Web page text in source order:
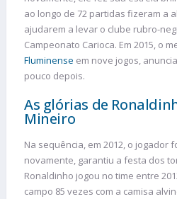
ao longo de 72 partidas fizeram a
ajudarem a levar o clube rubro-
Campeonato Carioca. Em 2015, o
Fluminense em nove jogos,
pouco depois.
As glórias de
Mineiro
Na sequência, em 2012, o jogador
novamente, garantiu a festa dos
Ronaldinho jogou no time entre
campo 85 vezes com a camisa